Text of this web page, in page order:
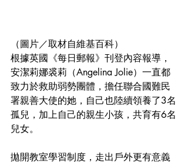
（圖片／取材自維基百科）
根據英國《每日郵報》刊登內容報導，
安潔莉娜裘莉（Angelina Jolie）一直都
致力於救助弱勢團體，擔任聯合國難民
署親善大使的她，自己也陸續領養了3名
孤兒，加上自己的親生小孩，共育有6名
兒女。
拋開教室學習制度，走出戶外更有意義